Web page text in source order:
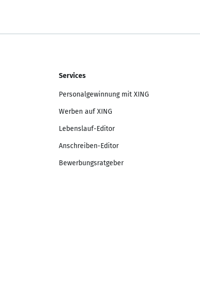
Services
Personalgewinnung mit XING
Werben auf XING
Lebenslauf-Editor
Anschreiben-Editor
Bewerbungsratgeber